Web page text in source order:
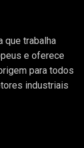
que trabalha
e oferece
para todos
industriais